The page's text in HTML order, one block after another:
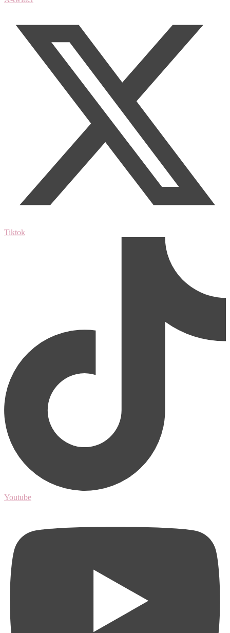
Tiktok
Youtube